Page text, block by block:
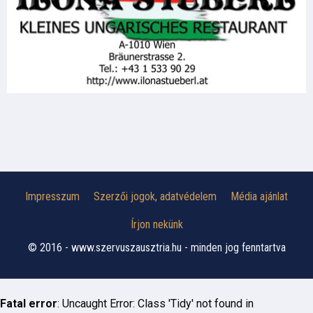
Impresszum Szerzői jogok, adatvédelem Média ajánlat
Írjon nekünk
© 2016 - www.szervuszausztria.hu - minden jog fenntartva
Fatal error: Uncaught Error: Class 'Tidy' not found in